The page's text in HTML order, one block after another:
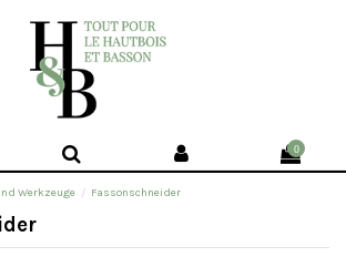
0
Werkzeuge Fassonschneider